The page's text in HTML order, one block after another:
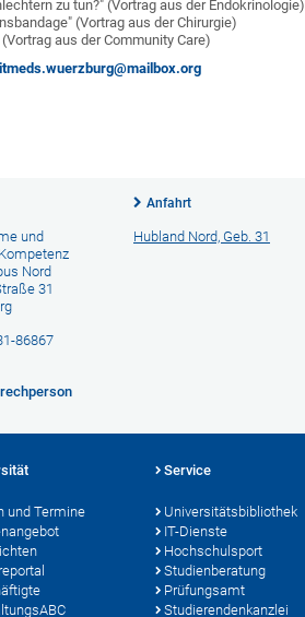
zu tun?" (Vortrag aus der Endokrinologie)
(Vortrag aus der Chirurgie)
aus der Community Care)
und
Nord
31
86867
Anfahrt
Hubland Nord, Geb. 31
und Termine
Service
Universitätsbibliothek
IT-Dienste
Hochschulsport
Studienberatung
Prüfungsamt
Studierendenkanzlei